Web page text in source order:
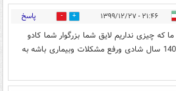
۲۱:۴۶ - ۱۳۹۹/۱۲/۲۷ 47 پاسخ
که چیزی نداریم لایق شما بزرگوار شما کادو
بده به ملت ایران سال 1400 سال شادی ورفع مشکلات وبیماری باشه به